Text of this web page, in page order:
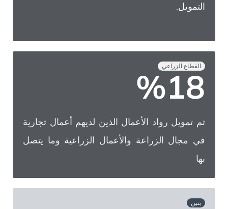
التمويل.
القطاع الزراعي
21
%
تم تمويل رواد الأعمال الذين لديهم أعمال تجارية
في مجال الزراعة والأعمال الزراعية وما يتصل
بها
بنين